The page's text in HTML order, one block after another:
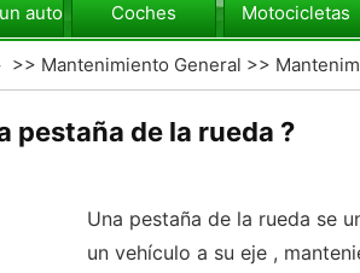
automóvil Coches Motocicletas
>> Mantenimiento General >>
pestaña de la rueda ?
Una pestaña de la rueda se
un vehículo a su eje ,